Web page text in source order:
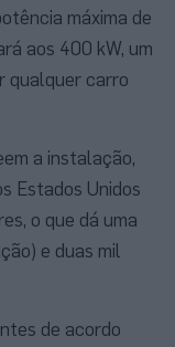
máxima de
aos 400 kW, um
qualquer carro
a instalação,
Estados Unidos
o que dá uma
e duas mil
de acordo